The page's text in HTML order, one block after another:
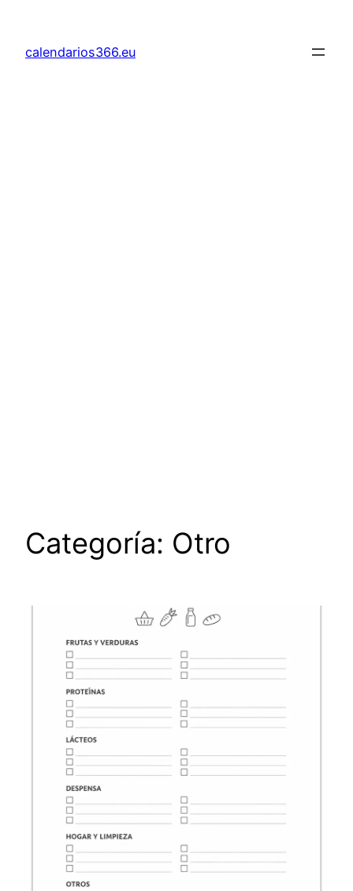
contenido
calendarios366.eu
Categoría: Otro